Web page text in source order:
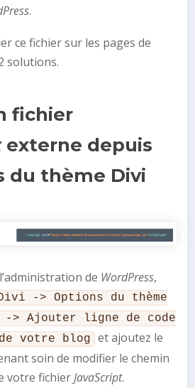
.
ce fichier sur les pages de
solutions.
fichier
externe depuis
du thème Divi
de WordPress,
-> Options du thème
> Ajouter ligne de code
votre blog
et ajoutez le
soin de modifier le chemin
votre fichierJavaScript.